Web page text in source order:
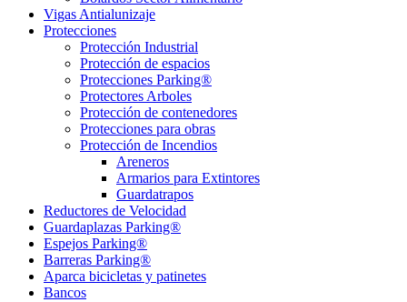
Vigas Antialunizaje
Protecciones
Protección Industrial
Protección de espacios
Protecciones Parking®
Protectores Arboles
Protección de contenedores
Protecciones para obras
Protección de Incendios
Areneros
Armarios para Extintores
Guardatrapos
Reductores de Velocidad
Guardaplazas Parking®
Espejos Parking®
Barreras Parking®
Aparca bicicletas y patinetes
Bancos